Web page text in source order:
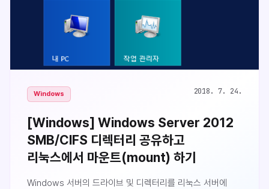
Windows 2018. 7. 24.
[Windows] Windows Server 2012
SMB/CIFS 디렉터리 공유하고
리눅스에서 마운트(mount) 하기
Windows 서버의 드라이브 및 디렉터리를 리눅스 서버에